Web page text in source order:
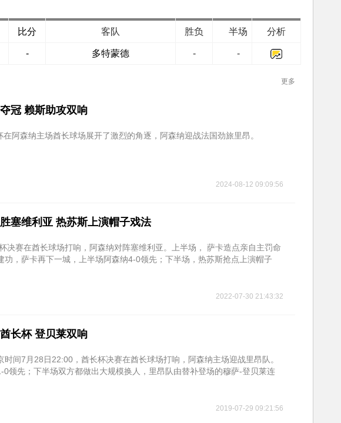
比分 客队 胜负 半场 分析
- 多特蒙德 - -
更多
冠 赖斯助攻双响
阿森纳主场酋长球场展开了激烈的角逐，阿森纳迎战法国劲旅里昂。
2024-08-12 09:09:56
塞维利亚 热苏斯上演帽子戏法
决赛在酋长球场打响，阿森纳对阵塞维利亚。上半场， 萨卡造点亲自主罚命
功，萨卡再下一城，上半场阿森纳4-0领先；下半场，热苏斯抢点上演帽子
2022-07-30 21:43:32
长杯 登贝莱双响
间7月28日22:00，酋长杯决赛在酋长球场打响，阿森纳主场迎战里昂队。
领先；下半场双方都做出大规模换人，里昂队由替补登场的穆萨-登贝莱连
2019-07-29 09:21:56